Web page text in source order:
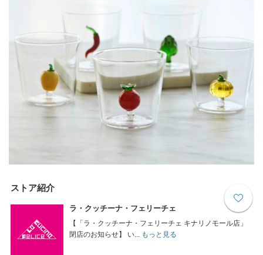
ストア紹介
ラ・クッチーナ・フェリーチェ
【「ラ・クッチーナ・フェリーチェ キナリノモール店」
閉店のお知らせ】 い...もっと見る